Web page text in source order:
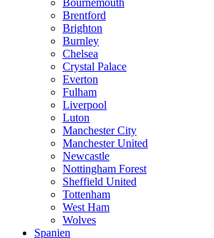
Brentford
Brighton
Burnley
Chelsea
Crystal Palace
Everton
Fulham
Liverpool
Luton
Manchester City
Manchester United
Newcastle
Nottingham Forest
Sheffield United
Tottenham
West Ham
Wolves
Spanien